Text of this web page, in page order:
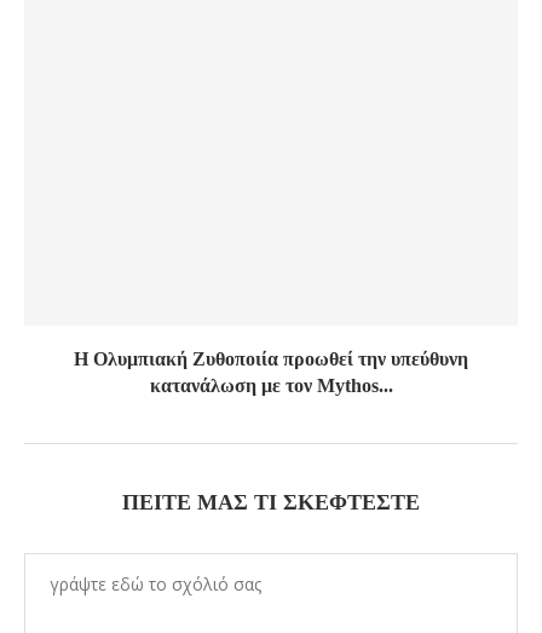
Η Ολυμπιακή Ζυθοποιία προωθεί την υπεύθυνη
κατανάλωση με τον Mythos...
ΠΕΊΤΕ ΜΑΣ ΤΙ ΣΚΈΦΤΕΣΤΕ